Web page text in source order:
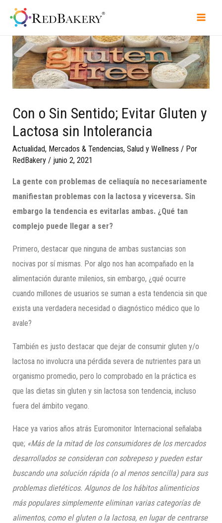
Con o Sin Sentido; Evitar Gluten y
Lactosa sin Intolerancia
Actualidad, Mercados & Tendencias,Salud y Wellness / Por
RedBakery / junio 2, 2021
La gente con problemas de celiaquía no necesariamente
manifiestan problemas con la lactosa y viceversa. Sin
embargo la tendencia es evitarlas ambas. ¿Qué tan
complejo puede llegar a ser?
Primero, destacar que ninguna de ambas sustancias son
nocivas por sí mismas. Por algo nos han acompañado en la
alimentación durante milenios, sin embargo, ¿qué ocurre
cuando millones de usuarios se suman a esta tendencia sin que
exista una verdadera necesidad o diagnóstico médico que lo
avale?
También es justo destacar que dejar de consumir gluten y/o
lactosa no involucra una pérdida severa de nutrientes para un
organismo promedio, pero lo comprobado en la práctica es
que las dietas sin gluten y sin lactosa son tendencia, incluso
fuera del ámbito vegano.
Hace ya varios años atrás Euromonitor Internacional señalaba
que; «Más de la mitad de los consumidores de los mercados
desarrollados se consideran con sobrepeso y pueden estar
buscando una solución rápida (o al menos sencilla) para sus
problemas dietéticos. Algunos de los hábitos alimenticios
más populares simplemente eliminan varias categorías de
alimentos, como el gluten o la lactosa, en lugar de centrarse